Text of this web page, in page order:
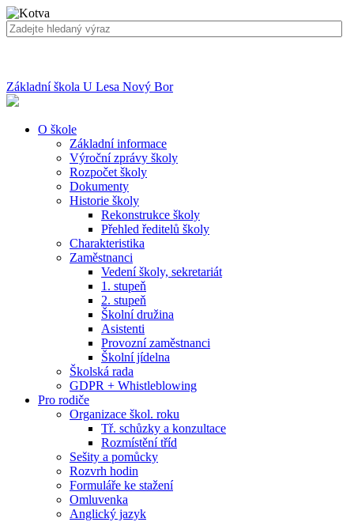
Základní škola U Lesa Nový Bor
O škole
Základní informace
Výroční zprávy školy
Rozpočet školy
Dokumenty
Historie školy
Rekonstrukce školy
Přehled ředitelů školy
Charakteristika
Zaměstnanci
Vedení školy, sekretariát
1. stupeň
2. stupeň
Školní družina
Asistenti
Provozní zaměstnanci
Školní jídelna
Školská rada
GDPR + Whistleblowing
Pro rodiče
Organizace škol. roku
Tř. schůzky a konzultace
Rozmístění tříd
Sešity a pomůcky
Rozvrh hodin
Formuláře ke stažení
Omluvenka
Anglický jazyk